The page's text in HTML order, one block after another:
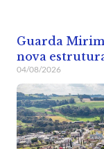
Guarda
nova
04/08/2026